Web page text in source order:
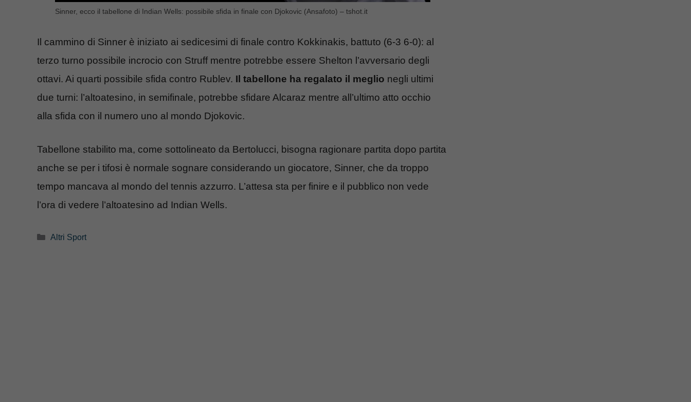
Sinner, ecco il tabellone di Indian Wells: possibile sfida in finale con Djokovic (Ansafoto) – tshot.it
Il cammino di Sinner è iniziato ai sedicesimi di finale contro Kokkinakis, battuto (6-3 6-0): al
terzo turno possibile incrocio con Struff mentre potrebbe essere Shelton l’avversario degli
ottavi. Ai quarti possibile sfida contro Rublev. Il tabellone ha regalato il meglio negli ultimi
due turni: l’altoatesino, in semifinale, potrebbe sfidare Alcaraz mentre all’ultimo atto occhio
alla sfida con il numero uno al mondo Djokovic.
Tabellone stabilito ma, come sottolineato da Bertolucci, bisogna ragionare partita dopo partita
anche se per i tifosi è normale sognare considerando un giocatore, Sinner, che da troppo
tempo mancava al mondo del tennis azzurro. L’attesa sta per finire e il pubblico non vede
l’ora di vedere l’altoatesino ad Indian Wells.
Categorie
Altri Sport